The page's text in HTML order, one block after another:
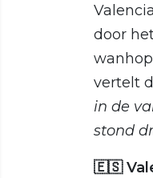
door
vertelt
in de
stond
🇪🇸